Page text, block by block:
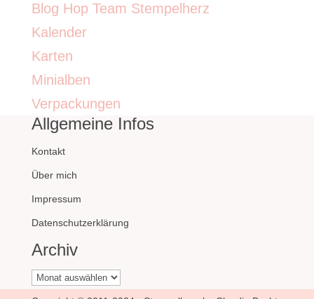
Blog Hop Team Stempelherz
Kalender
Karten
Minialben
Verpackungen
Allgemeine Infos
Kontakt
Über mich
Impressum
Datenschutzerklärung
Archiv
Archiv